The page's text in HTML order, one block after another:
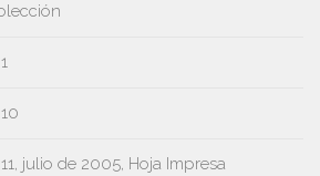
julio de 2005, Hoja Impresa